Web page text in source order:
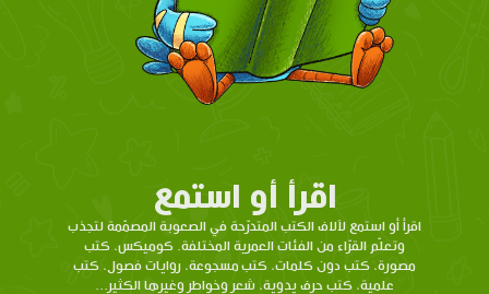
اقرأ أو استمع
اقرأ أو استمع لآلاف الكتب المتدرّحة في الصعوبة المصمّمة لتجذب
وتعلّم القرّاء من الفئات العمرية المختلفة. كوميكس، كتب
مصورة، كتب دون كلمات، كتب مسجوعة، روايات فصول، كتب
علمية، كتب حرف يدوية، شعر وخواطر وغيرها الكثير...